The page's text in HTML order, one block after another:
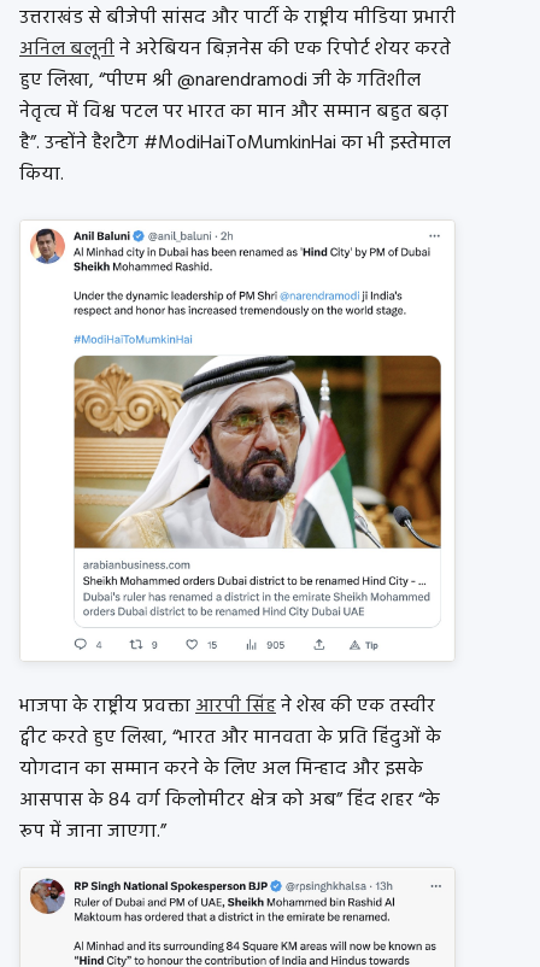
उत्तराखंड से बीजेपी सांसद और पार्टी के राष्ट्रीय मीडिया प्रभारी
अनिल बलूनीने अरेबियन बिज़नेस की एक रिपोर्ट शेयर करते
हुए लिखा, “पीएम श्री @narendramodi जी के गतिशील
नेतृत्व में विश्व पटल पर भारत का मान और सम्मान बहुत बढ़ा
है”. उन्होंने हैशटैग #ModiHaiToMumkinHai का भी इस्तेमाल
किया.
भाजपा के राष्ट्रीय प्रवक्ताआरपी सिंहने शेख की एक तस्वीर
ट्वीट करते हुए लिखा, “भारत और मानवता के प्रति हिंदुओं के
योगदान का सम्मान करने के लिए अल मिन्हाद और इसके
आसपास के 84 वर्ग किलोमीटर क्षेत्र को अब” हिंद शहर “के
रूप में जाना जाएगा.”